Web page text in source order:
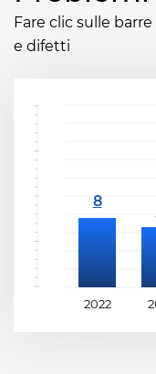
Fare clic sulle
e difetti
2022